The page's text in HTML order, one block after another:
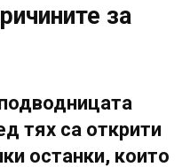
за
тях са открити
останки, които